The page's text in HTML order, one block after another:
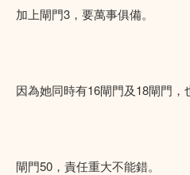
加上閘門3，要萬事俱備。
因為她同時有16閘門及18閘門，
閘門50，責任重大不能錯。